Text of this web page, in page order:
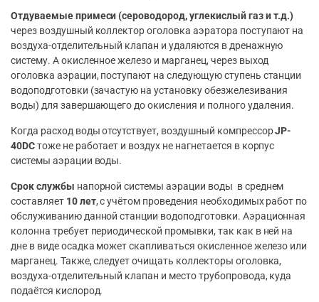
Отдуваемые примеси (сероводород, углекислый газ и т.д.)
через воздушный коллектор оголовка аэратора поступают на
воздуха-отделительный клапан и удаляются в дренажную
систему. А окисленное железо и марганец, через выход
оголовка аэрации, поступают на следующую ступень станции
водоподготовки (зачастую на установку обезжелезивания
воды) для завершающего до окисления и полного удаления.
Когда расход воды отсутствует, воздушный компрессорJP-
40DCтоже не работает и воздух не нагнетается в корпус
системы аэрации воды.
Срок службы напорной системы аэрации воды в среднем
составляет 10 лет, с учётом проведения необходимых работ по
обслуживанию данной станции водоподготовки. Аэрационная
колонна требует периодической промывки, так как в ней на
дне в виде осадка может скапливаться окисленное железо или
марганец. Также, следует очищать коллекторы оголовка,
воздуха-отделительный клапан и место трубопровода, куда
подаётся кислород.